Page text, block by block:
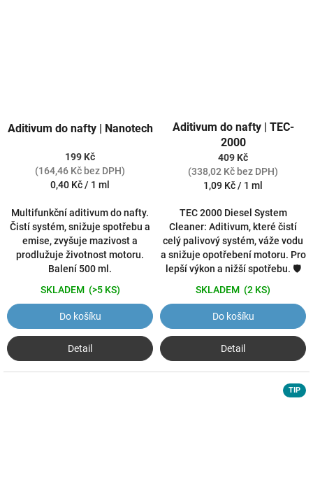
Aditivum do nafty | Nanotech
199 Kč
(164,46 Kč bez DPH)
Měrná
0,40 Kč / 1 ml
Multifunkční aditivum do nafty.
Čistí systém, snižuje spotřebu a
emise, zvyšuje mazivost a
prodlužuje životnost motoru.
Balení 500 ml.
SKLADEM (>5 KS)
Do košíku
Detail
Aditivum do nafty | TEC-
2000
409 Kč
(338,02 Kč bez DPH)
Měrná
1,09 Kč / 1 ml
TEC 2000 Diesel System
Cleaner: Aditivum, které čistí
celý palivový systém, váže vodu
a snižuje opotřebení motoru. Pro
lepší výkon a nižší spotřebu. 🛡️
SKLADEM (2 KS)
Do košíku
Detail
TIP